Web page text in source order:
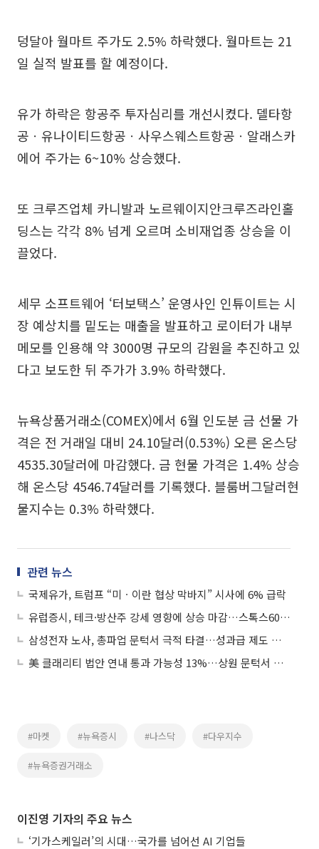
덩달아 월마트 주가도 2.5% 하락했다. 월마트는 21
일 실적 발표를 할 예정이다.
유가 하락은 항공주 투자심리를 개선시켰다. 델타항
공ㆍ유나이티드항공ㆍ사우스웨스트항공ㆍ알래스카
에어 주가는 6~10% 상승했다.
또 크루즈업체 카니발과 노르웨이지안크루즈라인홀
딩스는 각각 8% 넘게 오르며 소비재업종 상승을 이
끌었다.
세무 소프트웨어 ‘터보택스’ 운영사인 인튜이트는 시
장 예상치를 밑도는 매출을 발표하고 로이터가 내부
메모를 인용해 약 3000명 규모의 감원을 추진하고 있
다고 보도한 뒤 주가가 3.9% 하락했다.
뉴욕상품거래소(COMEX)에서 6월 인도분 금 선물 가
격은 전 거래일 대비 24.10달러(0.53%) 오른 온스당
4535.30달러에 마감했다. 금 현물 가격은 1.4% 상승
해 온스당 4546.74달러를 기록했다. 블룸버그달러현
물지수는 0.3% 하락했다.
관련 뉴스
국제유가, 트럼프 “미ㆍ이란 협상 막바지” 시사에 6% 급락
유럽증시, 테크·방산주 강세 영향에 상승 마감…스톡스600 1.46%↑
삼성전자 노사, 총파업 문턱서 극적 타결…성과급 제도 손질ㆍ특별보상 합의
美 클래리티 법안 연내 통과 가능성 13%…상원 문턱서 제동
#마켓 #뉴욕증시 #나스닥 #다우지수
#뉴욕증권거래소
이진영 기자의 주요 뉴스
‘기가스케일러’의 시대…국가를 넘어선 AI 기업들